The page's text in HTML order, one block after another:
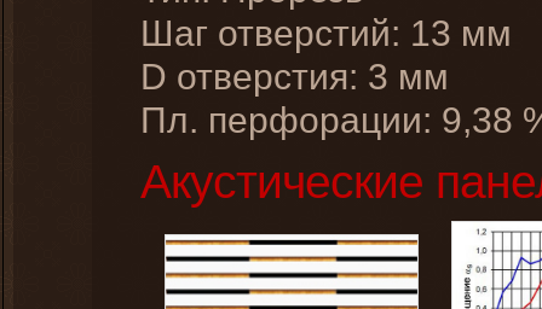
Шаг отверстий: 13 мм
D отверстия: 3 мм
Пл. перфорации: 9,38
Акустические